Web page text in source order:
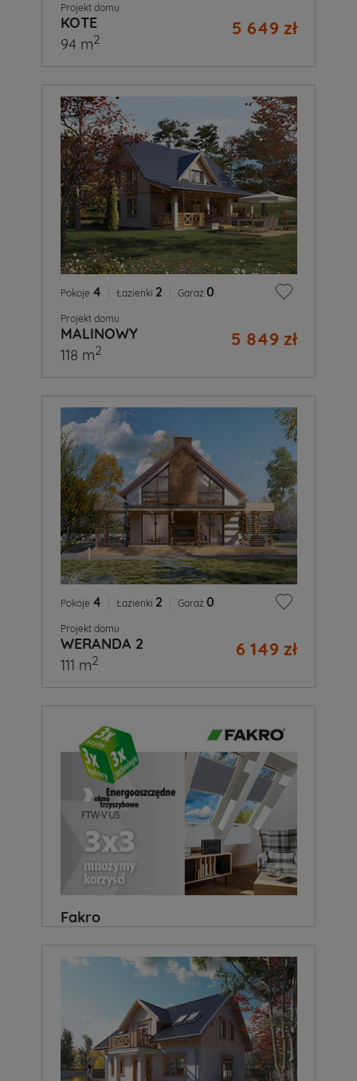
Projekt domu
KOTE 5 649 zł
94 m2
Pokoje 4 Łazienki 2 Garaż 0
Projekt domu
MALINOWY 5 849 zł
118 m2
Pokoje 4 Łazienki 2 Garaż 0
Projekt domu
WERANDA 2 6 149 zł
111 m2
Fakro